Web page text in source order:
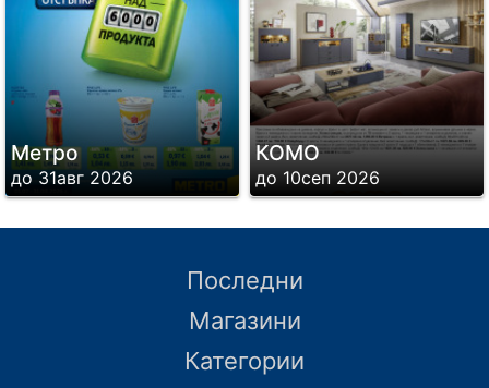
Метро
до 31авг 2026
КОМО
до 10сеп 2026
Последни
Магазини
Категории